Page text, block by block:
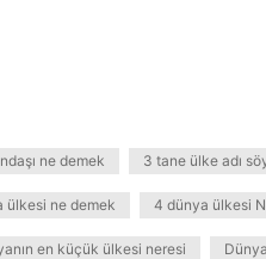
ne demek 3 tane ülke adı
ülkesi ne demek 4 dünya ülkesi
en küçük ülkesi neresi